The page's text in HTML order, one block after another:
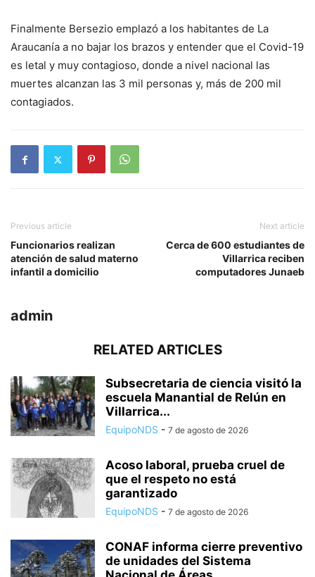
Finalmente Bersezio emplazó a los habitantes de La
Araucanía a no bajar los brazos y entender que el Covid-19
es letal y muy contagioso, donde a nivel nacional las
muertes alcanzan las 3 mil personas y, más de 200 mil
contagiados.
Previous article
Funcionarios realizan
atención de salud materno
infantil a domicilio
Next article
Cerca de 600 estudiantes de
Villarrica reciben
computadores Junaeb
admin
RELATED ARTICLES
Subsecretaria de ciencia visitó la
escuela Manantial de Relún en
Villarrica...
EquipoNDS - 7 de agosto de 2026
Acoso laboral, prueba cruel de
que el respeto no está
garantizado
EquipoNDS - 7 de agosto de 2026
CONAF informa cierre preventivo
de unidades del Sistema